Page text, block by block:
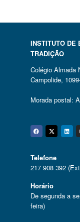
INSTITUTO DE
TRADIÇÃO
Colégio Almada
Campolide,
Morada postal:
Telefone
217 908 392
Horário
De segunda a
feira)